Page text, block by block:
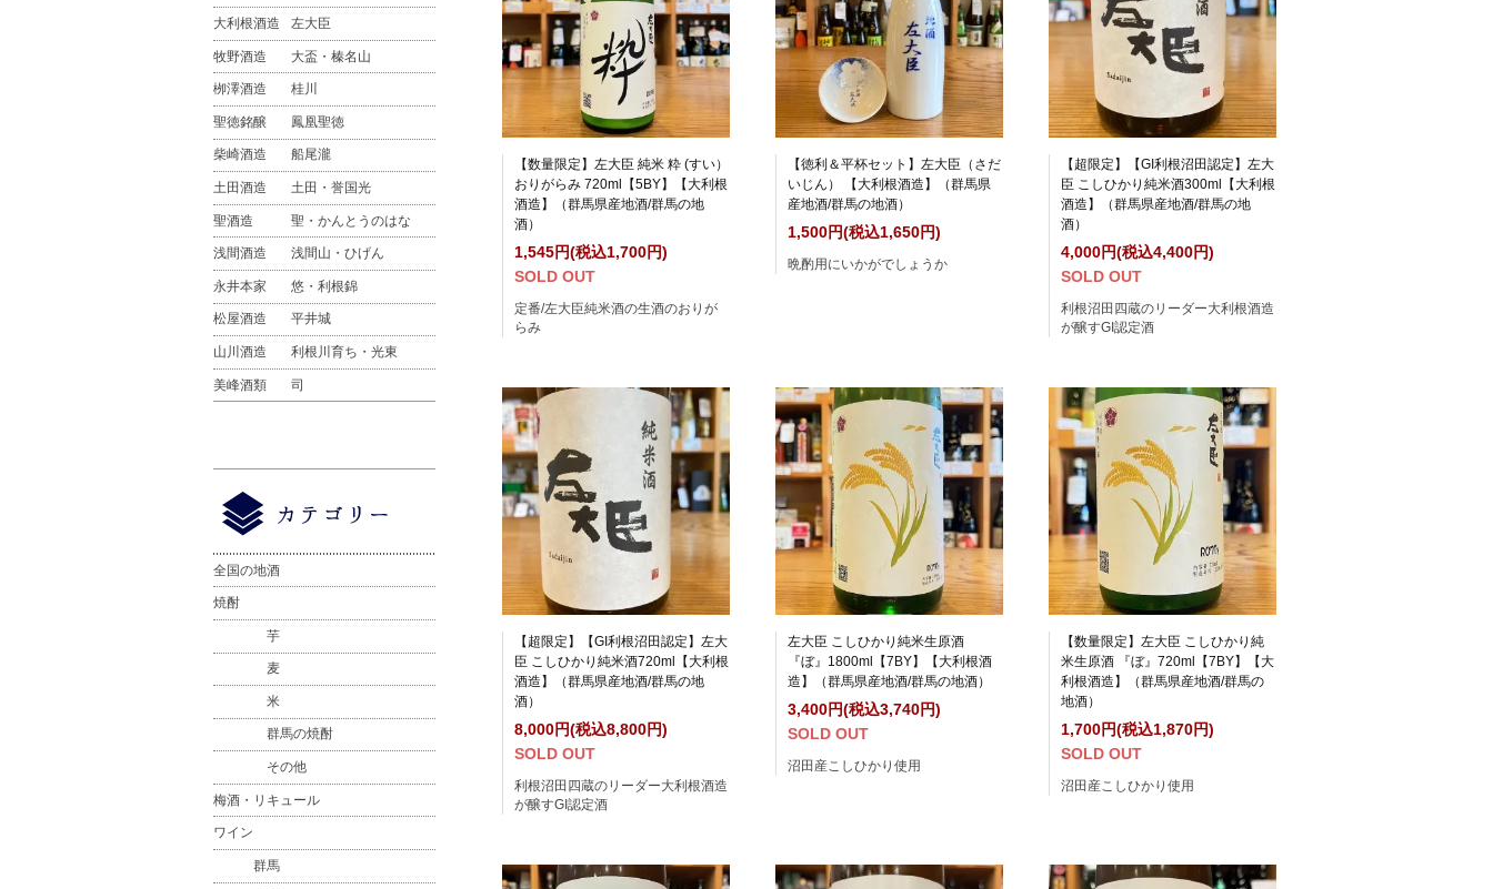
【数量限定】左大臣 純米 粋 (すい）
おりがらみ 720ml【5BY】【大利根
酒造】（群馬県産地酒/群馬の地
酒）
1,545円(税込1,700円)
SOLD OUT
定番/左大臣純米酒の生酒のおりが
らみ
【徳利＆平杯セット】左大臣（さだ
いじん） 【大利根酒造】（群馬県
産地酒/群馬の地酒）
1,500円(税込1,650円)
晩酌用にいかがでしょうか
【超限定】【GI利根沼田認定】左大
臣 こしひかり純米酒300ml【大利根
酒造】（群馬県産地酒/群馬の地
酒）
4,000円(税込4,400円)
SOLD OUT
利根沼田四蔵のリーダー大利根酒造
が醸すGI認定酒
【超限定】【GI利根沼田認定】左大
臣 こしひかり純米酒720ml【大利根
酒造】（群馬県産地酒/群馬の地
酒）
8,000円(税込8,800円)
SOLD OUT
利根沼田四蔵のリーダー大利根酒造
が醸すGI認定酒
左大臣 こしひかり純米生原酒
『ぼ』1800ml【7BY】【大利根酒
造】（群馬県産地酒/群馬の地酒）
3,400円(税込3,740円)
SOLD OUT
沼田産こしひかり使用
【数量限定】左大臣 こしひかり純
米生原酒 『ぼ』720ml【7BY】【大
利根酒造】（群馬県産地酒/群馬の
地酒）
1,700円(税込1,870円)
SOLD OUT
沼田産こしひかり使用
大利根酒造 左大臣
牧野酒造 大盃・榛名山
栁澤酒造 桂川
聖徳銘醸 鳳凰聖徳
柴崎酒造 船尾瀧
土田酒造 土田・誉国光
聖酒造 聖・かんとうのはな
浅間酒造 浅間山・ひげん
永井本家 悠・利根錦
松屋酒造 平井城
山川酒造 利根川育ち・光東
美峰酒類 司
全国の地酒
焼酎
芋
麦
米
群馬の焼酎
その他
梅酒・リキュール
ワイン
群馬